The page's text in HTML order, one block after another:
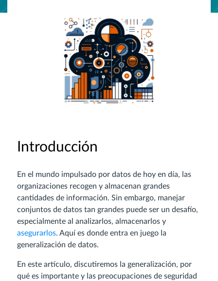
Introducción
En el mundo impulsado por datos de hoy en día, las
organizaciones recogen y almacenan grandes
cantidades de información. Sin embargo, manejar
conjuntos de datos tan grandes puede ser un desafío,
especialmente al analizarlos, almacenarlos y
asegurarlos. Aquí es donde entra en juego la
generalización de datos.
En este artículo, discutiremos la generalización, por
qué es importante y las preocupaciones de seguridad